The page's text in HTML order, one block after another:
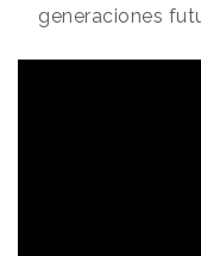
generaciones